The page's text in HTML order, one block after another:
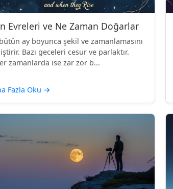
Evreleri ve Ne Zaman Doğarlar
ay boyunca şekil ve zamanlamasını
Bazı geceleri cesur ve parlaktır.
zamanlarda ise zar zor b...
Fazla Oku →